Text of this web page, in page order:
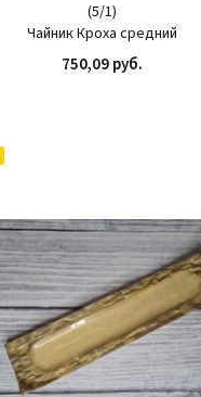
(5/1)
Чайник Кроха средний
750,09 руб.